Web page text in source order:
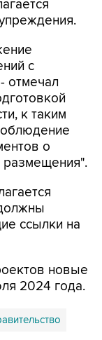
к таким
о
ссылки на
новые